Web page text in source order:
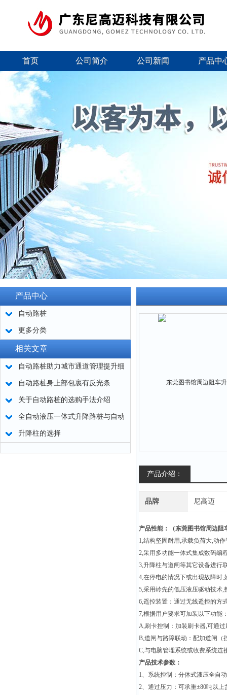
首页 公司简介 公司新闻 产品中
产品中心
自动路桩
更多分类
相关文章
自动路桩助力城市通道管理提升细
节
自动路桩身上部包裹有反光条
关于自动路桩的选购手法介绍
全自动液压一体式升降路桩与自动
路桩的区别
升降柱的选择
产品介绍：
品牌 尼高迈
产品性能：（东莞图书馆周边阻
1,结构坚固耐用,承载负荷大,动作
2,采用 多功能一体式集成数码编
3,升降柱与道闸等其它设备进行
4,在停电的情况下或出现故障时,
5,采用岭先的低压液压驱动技术,
6,遥控装置：通过无线遥控的方
7,根据用户要求可加装以下功能
A,刷卡控制：加装刷卡器,可通过
B,道闸与路障联动：配加道闸（
C,与电脑管埋系统或收费系统连
产品技术参数：
1、系统控制：分体式液压全自
2、通过压力：可承重±80吨以上